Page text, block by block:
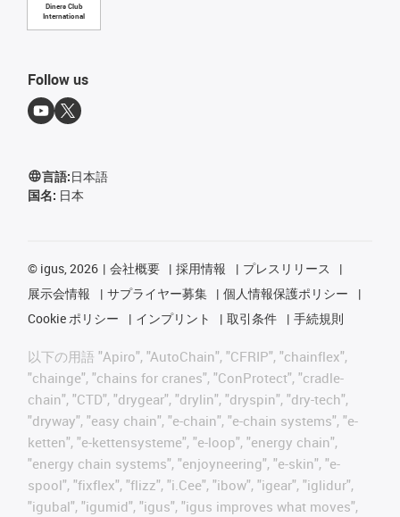
Diners Club
International
Follow us
言語:日本語
国名: 日本
© igus, 2026 会社概要 採用情報
プレスリリース
展示会情報
サプライヤー募集
個人情報保護ポリシー
Cookie ポリシー
インプリント 取引条件 手続規則
以下の用語 "Apiro", "AutoChain", "CFRIP", "chainflex",
"chainge", "chains for cranes", "ConProtect", "cradle-
chain", "CTD", "drygear", "drylin", "dryspin", "dry-tech",
"dryway", "easy chain", "e-chain", "e-chain systems", "e-
ketten", "e-kettensysteme", "e-loop", "energy chain",
"energy chain systems", "enjoyneering", "e-skin", "e-
spool", "fixflex", "flizz", "i.Cee", "ibow", "igear", "iglidur",
"igubal", "igumid", "igus", "igus improves what moves",